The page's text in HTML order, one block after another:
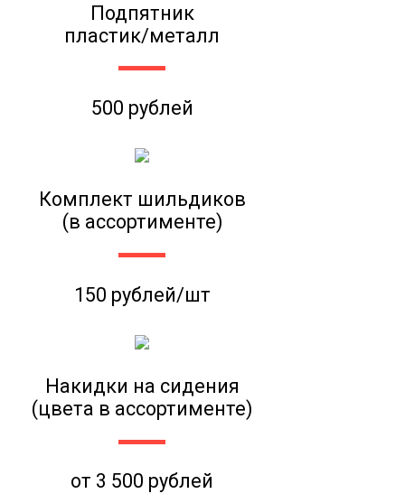
Подпятник
пластик/металл
500 рублей
Комплект шильдиков
(в ассортименте)
150 рублей/шт
Накидки на сидения
(цвета в ассортименте)
от 3 500 рублей